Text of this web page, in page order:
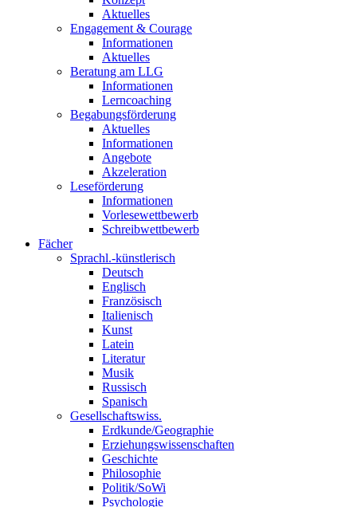
Aktuelles
Engagement & Courage
Informationen
Aktuelles
Beratung am LLG
Informationen
Lerncoaching
Begabungsförderung
Aktuelles
Informationen
Angebote
Akzeleration
Leseförderung
Informationen
Vorlesewettbewerb
Schreibwettbewerb
Fächer
Sprachl.-künstlerisch
Deutsch
Englisch
Französisch
Italienisch
Kunst
Latein
Literatur
Musik
Russisch
Spanisch
Gesellschaftswiss.
Erdkunde/Geographie
Erziehungswissenschaften
Geschichte
Philosophie
Politik/SoWi
Psychologie